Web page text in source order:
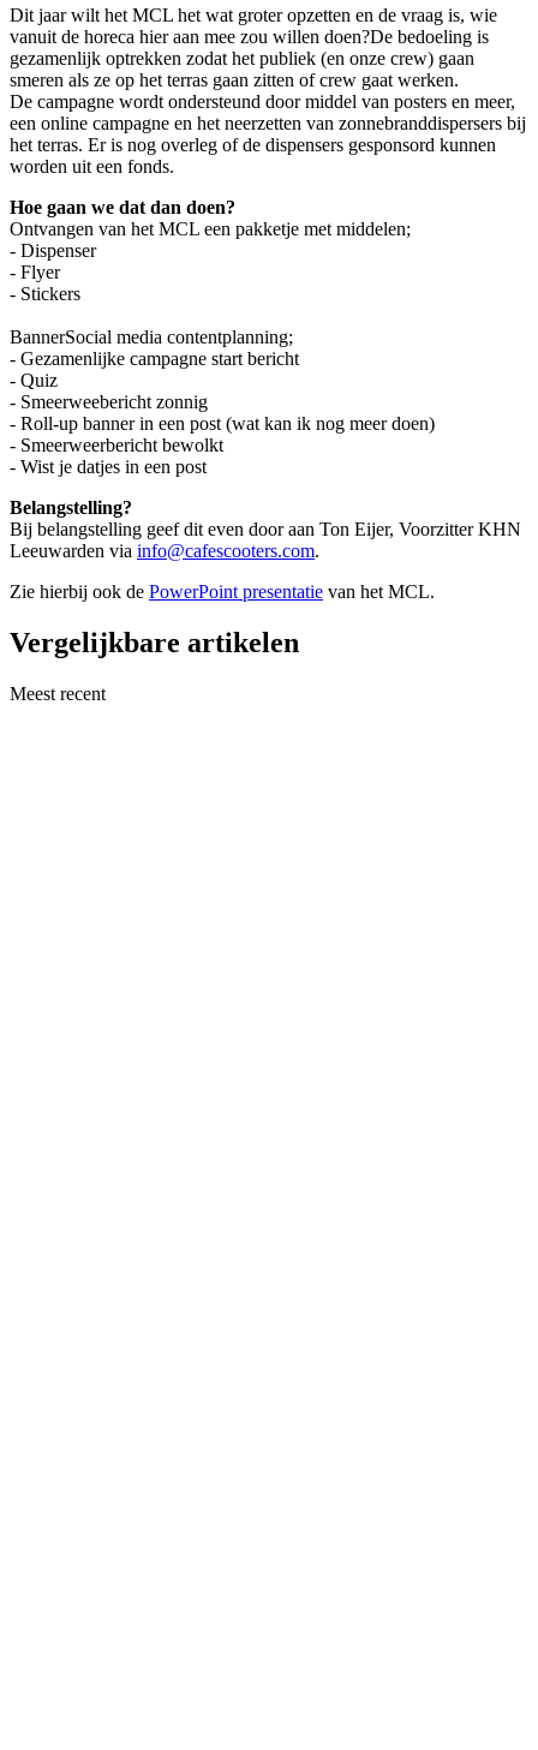
Dit jaar wilt het MCL het wat groter opzetten en de vraag is, wie
vanuit de horeca hier aan mee zou willen doen?De bedoeling is
gezamenlijk optrekken zodat het publiek (en onze crew) gaan
smeren als ze op het terras gaan zitten of crew gaat werken.
De campagne wordt ondersteund door middel van posters en meer,
een online campagne en het neerzetten van zonnebranddispersers bij
het terras. Er is nog overleg of de dispensers gesponsord kunnen
worden uit een fonds.
Hoe gaan we dat dan doen?
Ontvangen van het MCL een pakketje met middelen;
- Dispenser
- Flyer
- Stickers
BannerSocial media contentplanning;
- Gezamenlijke campagne start bericht
- Quiz
- Smeerweebericht zonnig
- Roll-up banner in een post (wat kan ik nog meer doen)
- Smeerweerbericht bewolkt
- Wist je datjes in een post
Belangstelling?
Bij belangstelling geef dit even door aan Ton Eijer, Voorzitter KHN
Leeuwarden via info@cafescooters.com.
Zie hierbij ook de PowerPoint presentatie van het MCL.
Vergelijkbare artikelen
Meest recent